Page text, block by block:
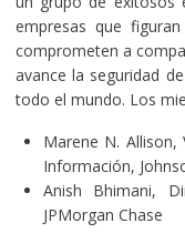
empresas que
comprometen a
avance la seguridad
todo el mundo. Los
Marene N. Allison,
Información,
Anish Bhimani,
JPMorgan Chase